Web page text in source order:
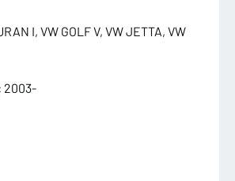
I, VW GOLF V, VW JETTA, VW